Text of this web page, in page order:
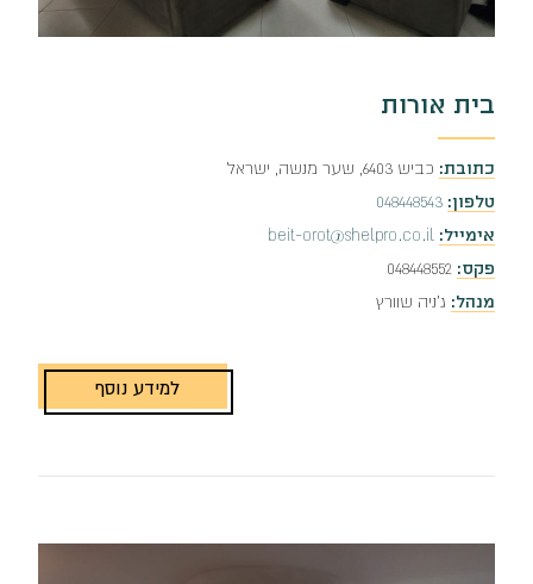
בית אורות
כתובת: כביש 6403, שער מנשה, ישראל
טלפון: 048448543
אימייל: beit-orot@shelpro.co.il
פקס:
מנהל: ג'ניה שוורץ
למידע נוסף